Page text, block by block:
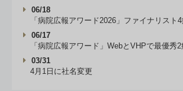
06/18
「病院広報アワード2026」ファイナリスト
06/17
「病院広報アワード」WebとVHPで最優秀
03/31
4月1日に社名変更